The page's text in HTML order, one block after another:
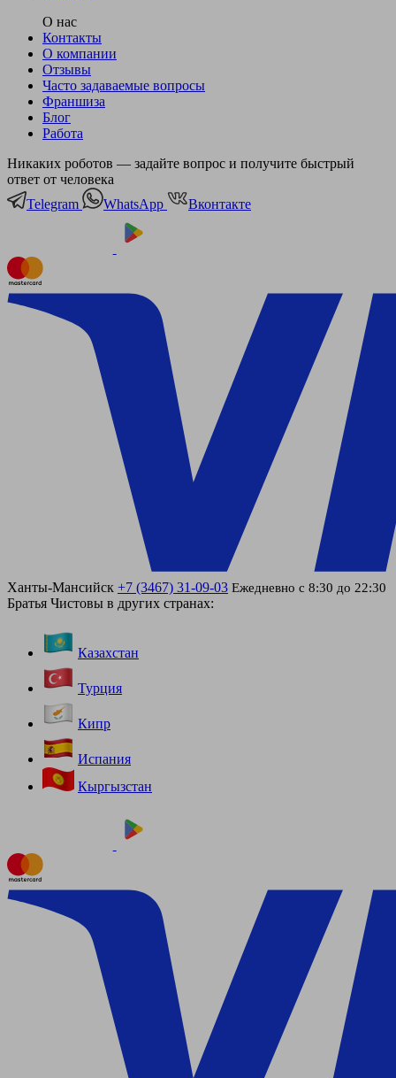
О нас
Контакты
О компании
Отзывы
Часто задаваемые вопросы
Франшиза
Блог
Работа
Никаких роботов — задайте вопрос и получите быстрый
ответ от человека
Telegram
WhatsApp Вконтакте
Ханты-Мансийск +7 (3467) 31-09-03 Ежедневно с 8:30 до 22:30
Братья Чистовы в других странах:
Казахстан
Турция
Кипр
Испания
Кыргызстан